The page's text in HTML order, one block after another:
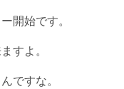
開始です。
すよ。
ですな。